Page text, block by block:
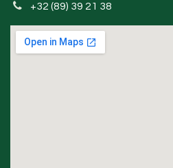
+32 (89) 39 21 38